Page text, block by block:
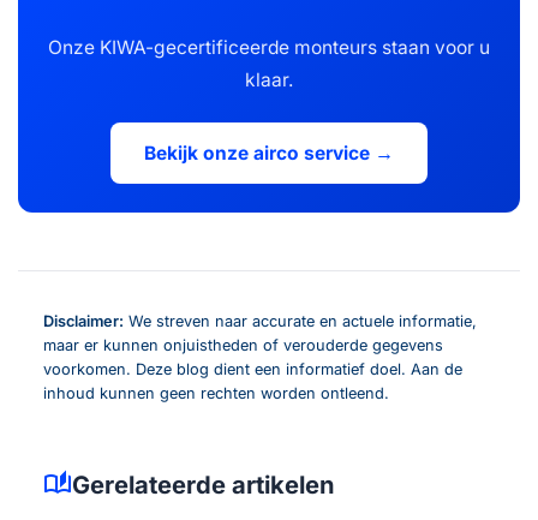
Onze KIWA-gecertificeerde monteurs staan voor u
klaar.
Bekijk onze airco service →
Disclaimer: We streven naar accurate en actuele informatie,
maar er kunnen onjuistheden of verouderde gegevens
voorkomen. Deze blog dient een informatief doel. Aan de
inhoud kunnen geen rechten worden ontleend.
auto_storiesGerelateerde artikelen